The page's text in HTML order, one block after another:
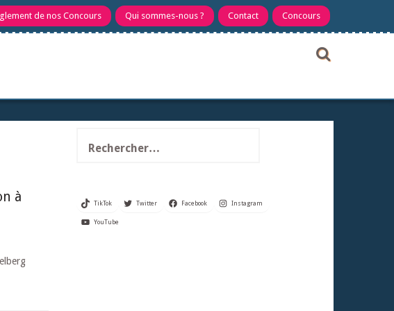
de nos Concours Qui sommes-nous ? Contact Concours
à
TikTok Twitter Facebook Instagram
YouTube